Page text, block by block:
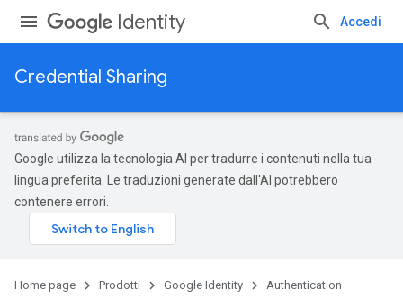
Identity Accedi
Credential Sharing
Google utilizza la tecnologia AI per tradurre i contenuti nella tua
lingua preferita. Le traduzioni generate dall'AI potrebbero
contenere errori.
Home page Prodotti Google Identity
Authentication